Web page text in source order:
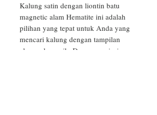
Kalung satin dengan liontin batu
magnetic alam Hematite ini adalah
pilihan yang tepat untuk Anda yang
mencari kalung dengan tampilan
elegan dan unik. Dengan variasi